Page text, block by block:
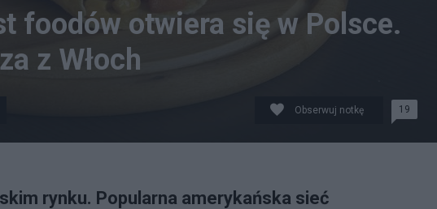
foodów otwiera się w Polsce.
z Włoch
Obserwuj notkę 19
rynku. Popularna amerykańska sieć